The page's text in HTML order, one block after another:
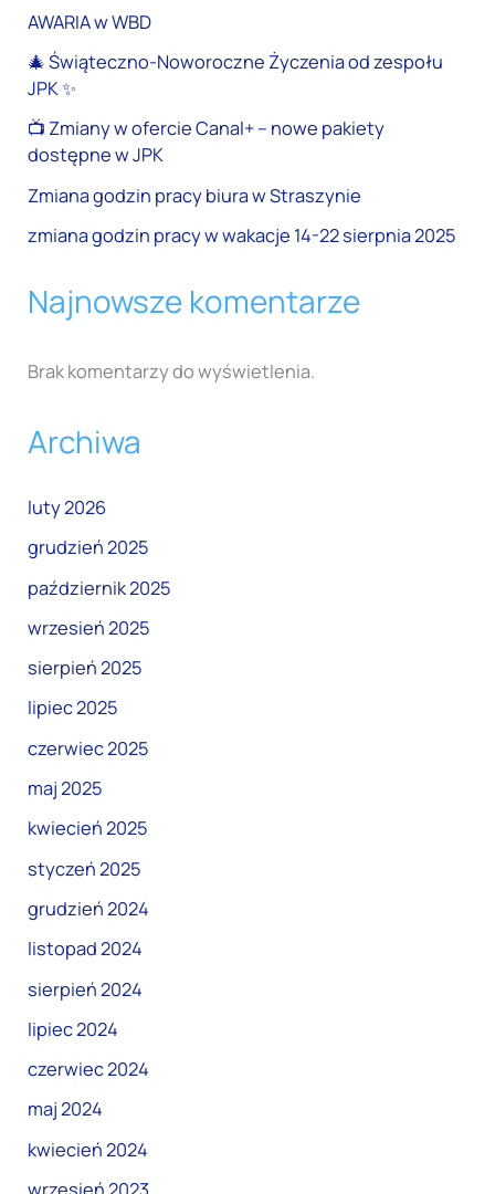
AWARIA w WBD
🎄 Świąteczno-Noworoczne Życzenia od zespołu
JPK ✨
📺 Zmiany w ofercie Canal+ – nowe pakiety
dostępne w JPK
Zmiana godzin pracy biura w Straszynie
zmiana godzin pracy w wakacje 14-22 sierpnia 2025
Najnowsze komentarze
Brak komentarzy do wyświetlenia.
Archiwa
luty 2026
grudzień 2025
październik 2025
wrzesień 2025
sierpień 2025
lipiec 2025
czerwiec 2025
maj 2025
kwiecień 2025
styczeń 2025
grudzień 2024
listopad 2024
sierpień 2024
lipiec 2024
czerwiec 2024
maj 2024
kwiecień 2024